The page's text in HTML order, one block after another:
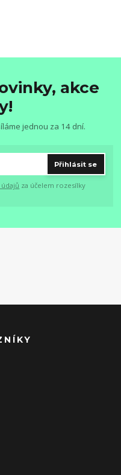
akce
jednou za 14 dní.
Přihlásit se
za účelem rozesílky